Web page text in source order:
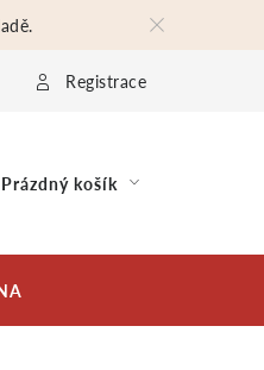
Registrace
Prázdný košík